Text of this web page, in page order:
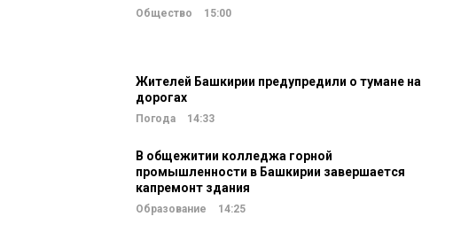
Общество 15:00
Жителей Башкирии предупредили о тумане на
дорогах
Погода 14:33
В общежитии колледжа горной
промышленности в Башкирии завершается
капремонт здания
Образование 14:25